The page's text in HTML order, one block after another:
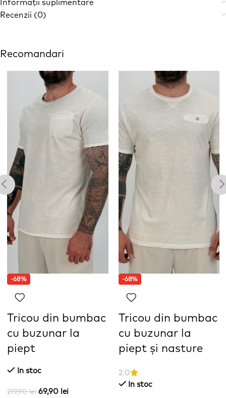
Informații suplimentare
Recenzii (0)
Recomandari
-68%
Tricou din bumbac
cu buzunar la
piept
In stoc
219,90lei 69,90 lei
-68%
Tricou din bumbac
cu buzunar la
piept și nasture
2.0
In stoc